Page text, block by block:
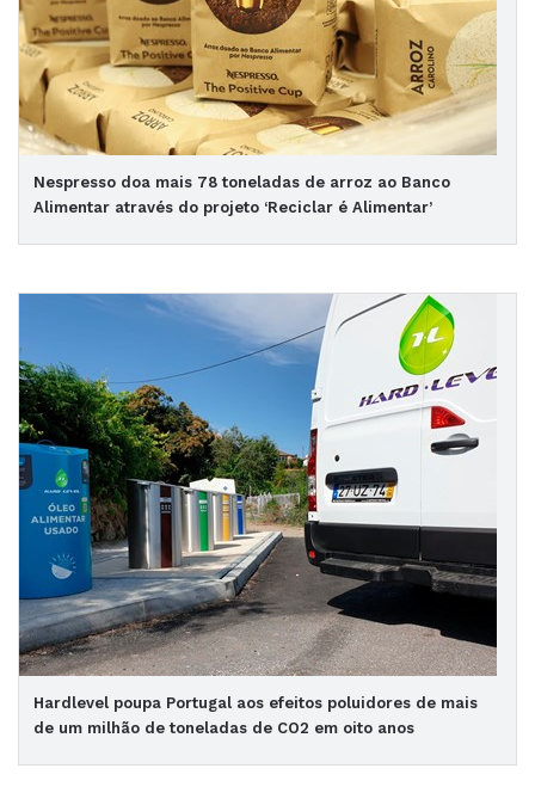
Nespresso doa mais 78 toneladas de arroz ao Banco
Alimentar através do projeto ‘Reciclar é Alimentar’
Hardlevel poupa Portugal aos efeitos poluidores de mais
de um milhão de toneladas de CO2 em oito anos